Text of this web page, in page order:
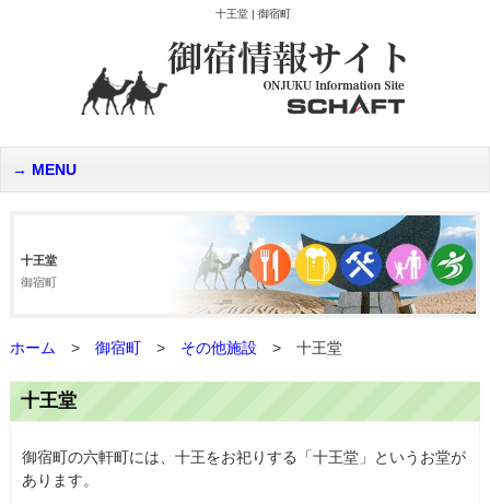
十王堂 | 御宿町
MENU
十王堂
御宿町
ホーム > 御宿町 > その他施設 > 十王堂
十王堂
御宿町の六軒町には、十王をお祀りする「十王堂」というお堂が
あります。